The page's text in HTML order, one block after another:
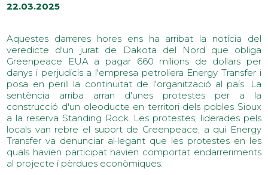
22.03.2025
Aquestes darreres hores ens ha arribat la notícia del
veredicte d'un jurat de Dakota del Nord que obliga
Greenpeace EUA a pagar 660 milions de dollars per
danys i perjudicis a l'empresa petroliera Energy Transfer i
posa en perill la continuïtat de l'organització al país. La
sentència arriba arran d'unes protestes per a la
construcció d'un oleoducte en territori dels pobles Sioux
a la reserva Standing Rock. Les protestes, liderades pels
locals van rebre el suport de Greenpeace, a qui Energy
Transfer va denunciar al·legant que les protestes en les
quals havien participat havien comportat endarreriments
al projecte i pèrdues econòmiques.